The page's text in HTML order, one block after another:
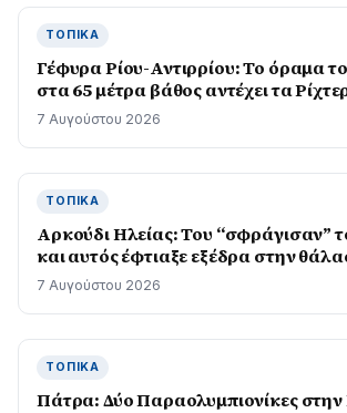
ΤΟΠΙΚΆ
Γέφυρα Ρίου-Αντιρρίου: Το όραμα
στα 65 μέτρα βάθος αντέχει τα
7 Αυγούστου 2026
ΤΟΠΙΚΆ
Αρκούδι Ηλείας: Του “σφράγισαν” το κατάστημα
και αυτός έφτιαξε εξέδρα στην
7 Αυγούστου 2026
ΤΟΠΙΚΆ
Πάτρα: Δύο Παραολυμπιονίκες στην